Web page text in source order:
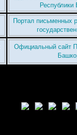
Республики
Портал письменных
Официальный сайт